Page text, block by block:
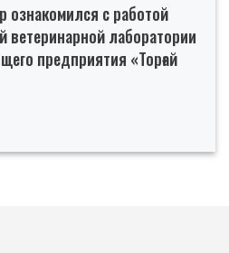
ознакомился с работой
ветеринарной лаборатории
предприятия «Торғай